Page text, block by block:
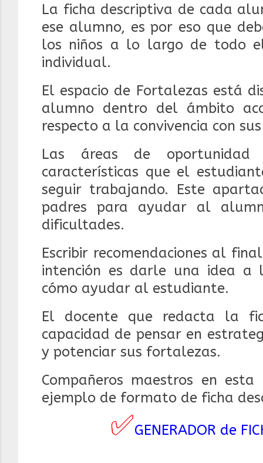
La ficha descriptiva de cada
ese alumno, es por eso que
los niños a lo largo de todo
individual.
El espacio de Fortalezas está
alumno dentro del ámbito
respecto a la convivencia con
Las áreas de oportunidad
características que el
seguir trabajando. Este
padres para ayudar al
dificultades.
Escribir recomendaciones al
intención es darle una idea a
cómo ayudar al estudiante.
El docente que redacta la
capacidad de pensar en
y potenciar sus fortalezas.
Compañeros maestros en
ejemplo de formato de ficha
✅GENERADOR de